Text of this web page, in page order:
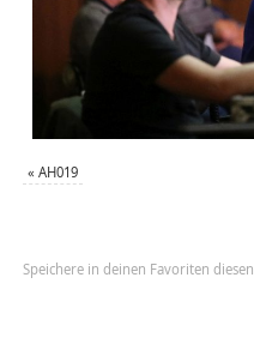
« AH019
Speichere in deinen Favoriten diesen